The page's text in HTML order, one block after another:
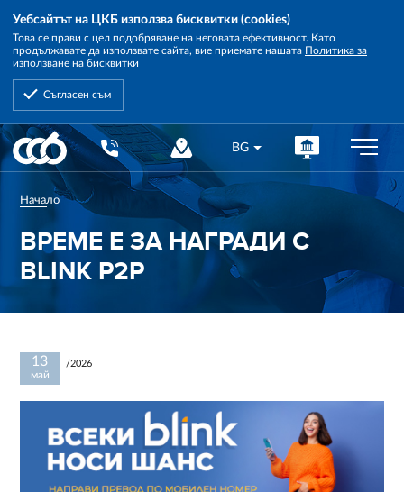
Уебсайтът на ЦКБ използва бисквитки (cookies)
Това се прави с цел подобряване на неговата ефективност. Като
продължавате да използвате сайта, вие приемате нашата Политика за
използване на бисквитки
Съгласен съм
Central
Cooperative
Bank
BG
Начало
ВРЕМЕ Е ЗА НАГРАДИ С
BLINK P2P
13
май
/2026